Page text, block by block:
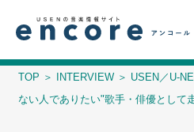
TOP INTERVIEW USEN／U-
ない人でありたい"歌手・俳優として